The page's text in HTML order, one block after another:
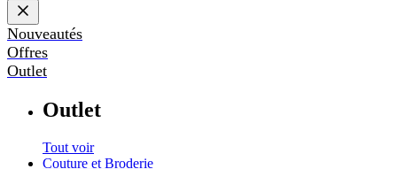
Nouveautés
Offres
Outlet
Outlet
Tout voir
Couture et Broderie